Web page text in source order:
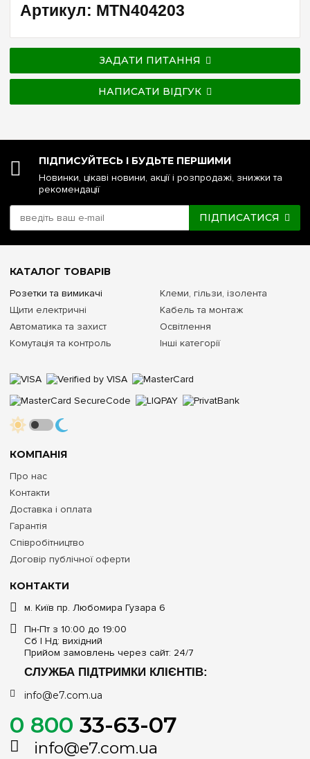
Артикул: MTN404203
ЗАДАТИ ПИТАННЯ
НАПИСАТИ ВІДГУК
ПІДПИСУЙТЕСЬ І БУДЬТЕ ПЕРШИМИ
Новинки, цікаві новини, акції і розпродажі, знижки та
рекомендації
ПІДПИСАТИСЯ
КОНТАКТИ
м. Київ пр. Любомира Гузара 6
Пн-Пт з 10:00 до 19:00
Сб | Нд: вихідний
Прийом замовлень через сайт: 24/7
СЛУЖБА ПІДТРИМКИ КЛІЄНТІВ:
info@e7.com.ua
0 800 33-63-07
info@e7.com.ua
КОМПАНІЯ
Про нас
Контакти
Доставка і оплата
Гарантія
Співробітництво
Договір публічної оферти
КАТАЛОГ ТОВАРІВ
Розетки та вимикачі
Щити електричні
Автоматика та захист
Комутація та контроль
Клеми, гільзи, ізолента
Кабель та монтаж
Освітлення
Інші категорії